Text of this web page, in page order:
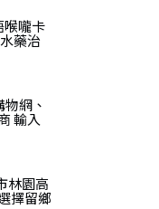
喉嚨卡
藥治
網、
輸入
林園高
擇留鄉